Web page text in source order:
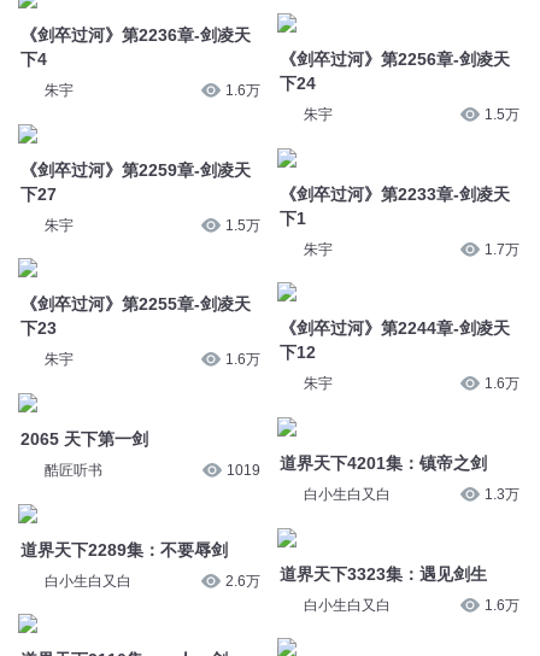
《剑卒过河》第2236章-剑凌天
下4
朱宇 1.6万
《剑卒过河》第2259章-剑凌天
下27
朱宇 1.5万
《剑卒过河》第2255章-剑凌天
下23
朱宇 1.6万
2065 天下第一剑
酷匠听书 1019
道界天下2289集：不要辱剑
白小生白又白 2.6万
《剑卒过河》第2256章-剑凌天
下24
朱宇 1.5万
《剑卒过河》第2233章-剑凌天
下1
朱宇 1.7万
《剑卒过河》第2244章-剑凌天
下12
朱宇 1.6万
道界天下4201集：镇帝之剑
白小生白又白 1.3万
道界天下3323集：遇见剑生
白小生白又白 1.6万